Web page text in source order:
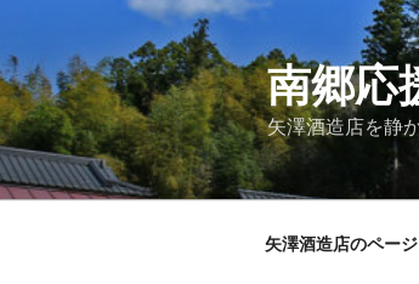
テ
ン
ツ
へ
ス
南郷応
矢澤酒造店を静
矢澤酒造店のページ